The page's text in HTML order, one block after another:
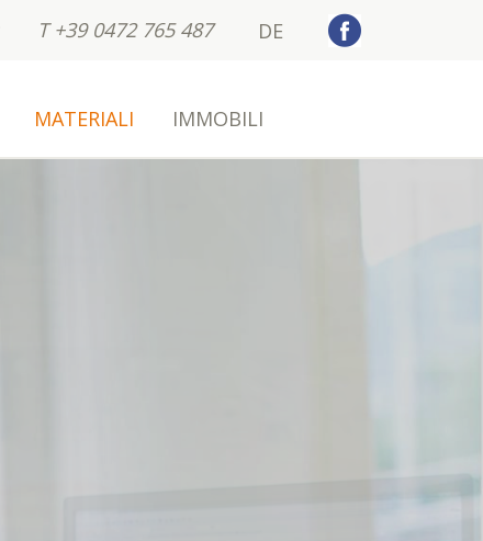
T +39 0472 765 487 DE
MATERIALI IMMOBILI